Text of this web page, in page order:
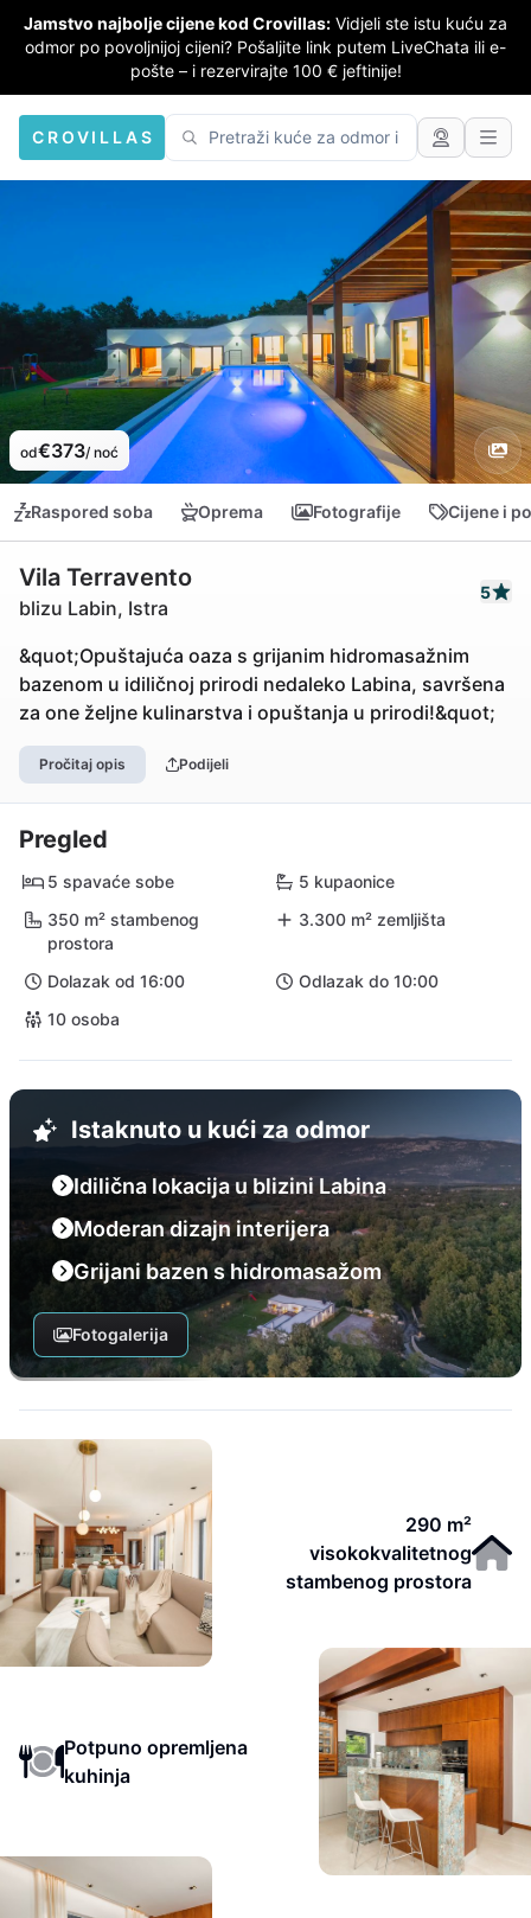
Jamstvo najbolje cijene kod Crovillas: Vidjeli ste istu kuću za
odmor po povoljnijoj cijeni? Pošaljite link putem LiveChata ili e-
pošte – i rezervirajte 100 € jeftinije!
CROVILLAS
od€373/ noć
Raspored soba Oprema Fotografije Cijene i
Vila Terravento
blizu Labin, Istra
5
&quot;Opuštajuća oaza s grijanim hidromasažnim
bazenom u idiličnoj prirodi nedaleko Labina, savršena
za one željne kulinarstva i opuštanja u prirodi!&quot;
Pročitaj opis Podijeli
Pregled
5 spavaće sobe
5 kupaonice
350 m² stambenog
prostora
3.300 m² zemljišta
Dolazak od 16:00
Odlazak do 10:00
10 osoba
Istaknuto u kući za odmor
Idilična lokacija u blizini Labina
Moderan dizajn interijera
Grijani bazen s hidromasažom
Fotogalerija
290 m²
visokokvalitetnog
stambenog prostora
Potpuno opremljena
kuhinja